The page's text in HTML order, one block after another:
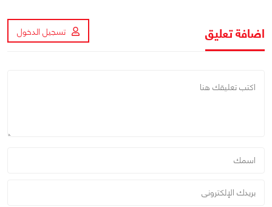
اضافة تعليق تسجيل الدخول